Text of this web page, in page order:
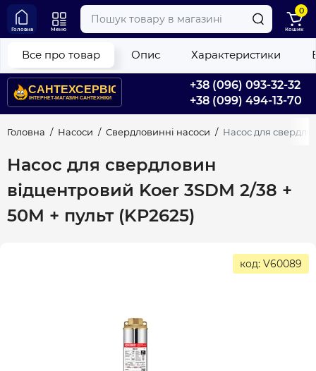
+38 (096) 093-32-32
+38 (099) 494-13-70
Головна Меню
0
Кошик
Головна Насоси Свердловинні насоси Насос для
Насос для свердловин
відцентровий Koer 3SDM 2/38 +
50M + пульт (KP2625)
Все про товар Опис Характеристики
код: V60089